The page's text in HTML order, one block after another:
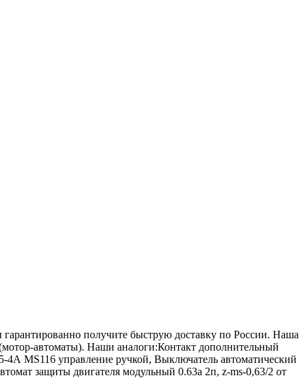
получите быструю доставку по России. Наша
автоматы). Наши аналоги:Контакт дополнительный
MS116 управление ручкой, Выключатель автоматический
защиты двигателя модульный 0.63а 2п, z-ms-0,63/2 от